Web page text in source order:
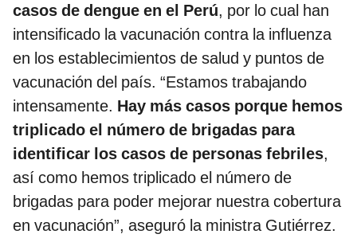
casos de dengue en el Perú, por lo cual han
intensificado la vacunación contra la influenza
en los establecimientos de salud y puntos de
vacunación del país. “Estamos trabajando
intensamente. Hay más casos porque hemos
triplicado el número de brigadas para
identificar los casos de personas febriles,
así como hemos triplicado el número de
brigadas para poder mejorar nuestra cobertura
en vacunación”, aseguró la ministra Gutiérrez.